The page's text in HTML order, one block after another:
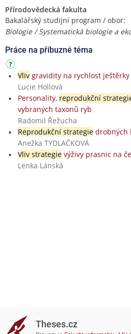
Přírodovědecká fakulta
Bakalářský studijní program / obor:
Biologie / Systematická biologie a
Práce na příbuzné téma
Vlivgravidity na rychlost ještěrky
Lucie Hollová
Personality, reprodukční
vybraných taxonů ryb
Radomil Řežucha
Reprodukční strategiedrobných
Anežka TYDLAČKOVÁ
Vliv strategievýživy prasnic na
Lenka Lánská
Theses.cz